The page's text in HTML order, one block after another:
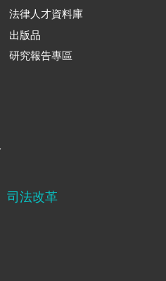
法律人才資料庫
出版品
研究報告專區
司法改革